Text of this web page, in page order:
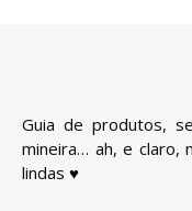
Guia de produtos,
mineira… ah, e claro,
lindas ♥